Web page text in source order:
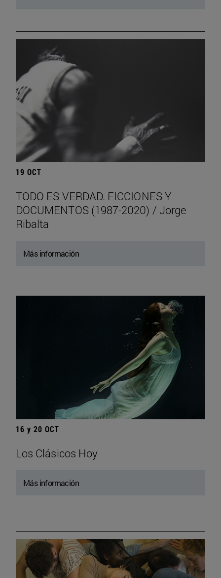
19 OCT
TODO ES VERDAD. FICCIONES Y
DOCUMENTOS (1987-2020) / Jorge
Ribalta
Más información
16 y 20 OCT
Los Clásicos Hoy
Más información